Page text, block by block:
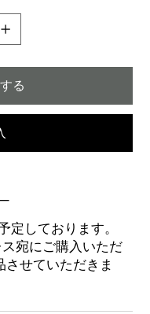
る
定しております。
宛にご購入いただ
せていただきま